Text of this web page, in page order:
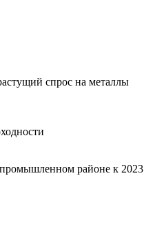
спрос на металлы
районе к 2023